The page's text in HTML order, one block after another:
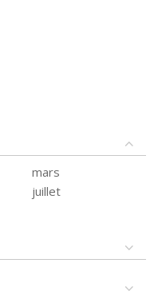
mars
juillet